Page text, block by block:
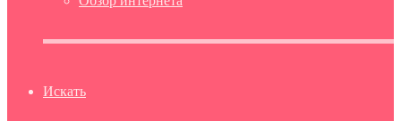
Искать